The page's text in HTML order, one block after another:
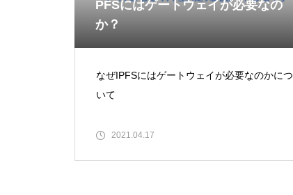
PFSにはゲートウェイが必要なの
か？
なぜIPFSにはゲートウェイが必要なのかにつ
いて
2021.04.17